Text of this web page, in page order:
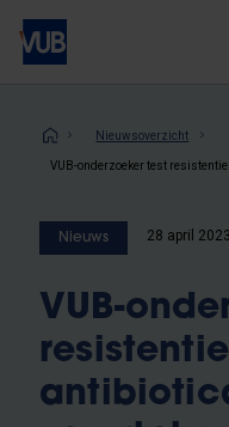
Overslaan
naar
inhoud
Nieuwsoverzicht
Nieuws 28 april 2023
VUB-